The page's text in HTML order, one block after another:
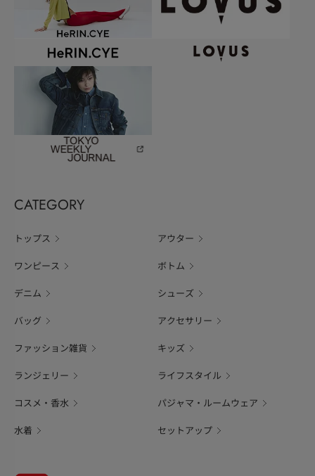
CATEGORY
トップス アウター
ワンピース ボトム
デニム シューズ
バッグ アクセサリー
ファッション雑貨 キッズ
ランジェリー ライフスタイル
コスメ・香水 パジャマ・ルームウェア
水着 セットアップ